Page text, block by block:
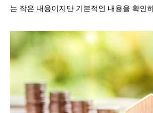
는 작은 내용이지만 기본적인 내용을 확인